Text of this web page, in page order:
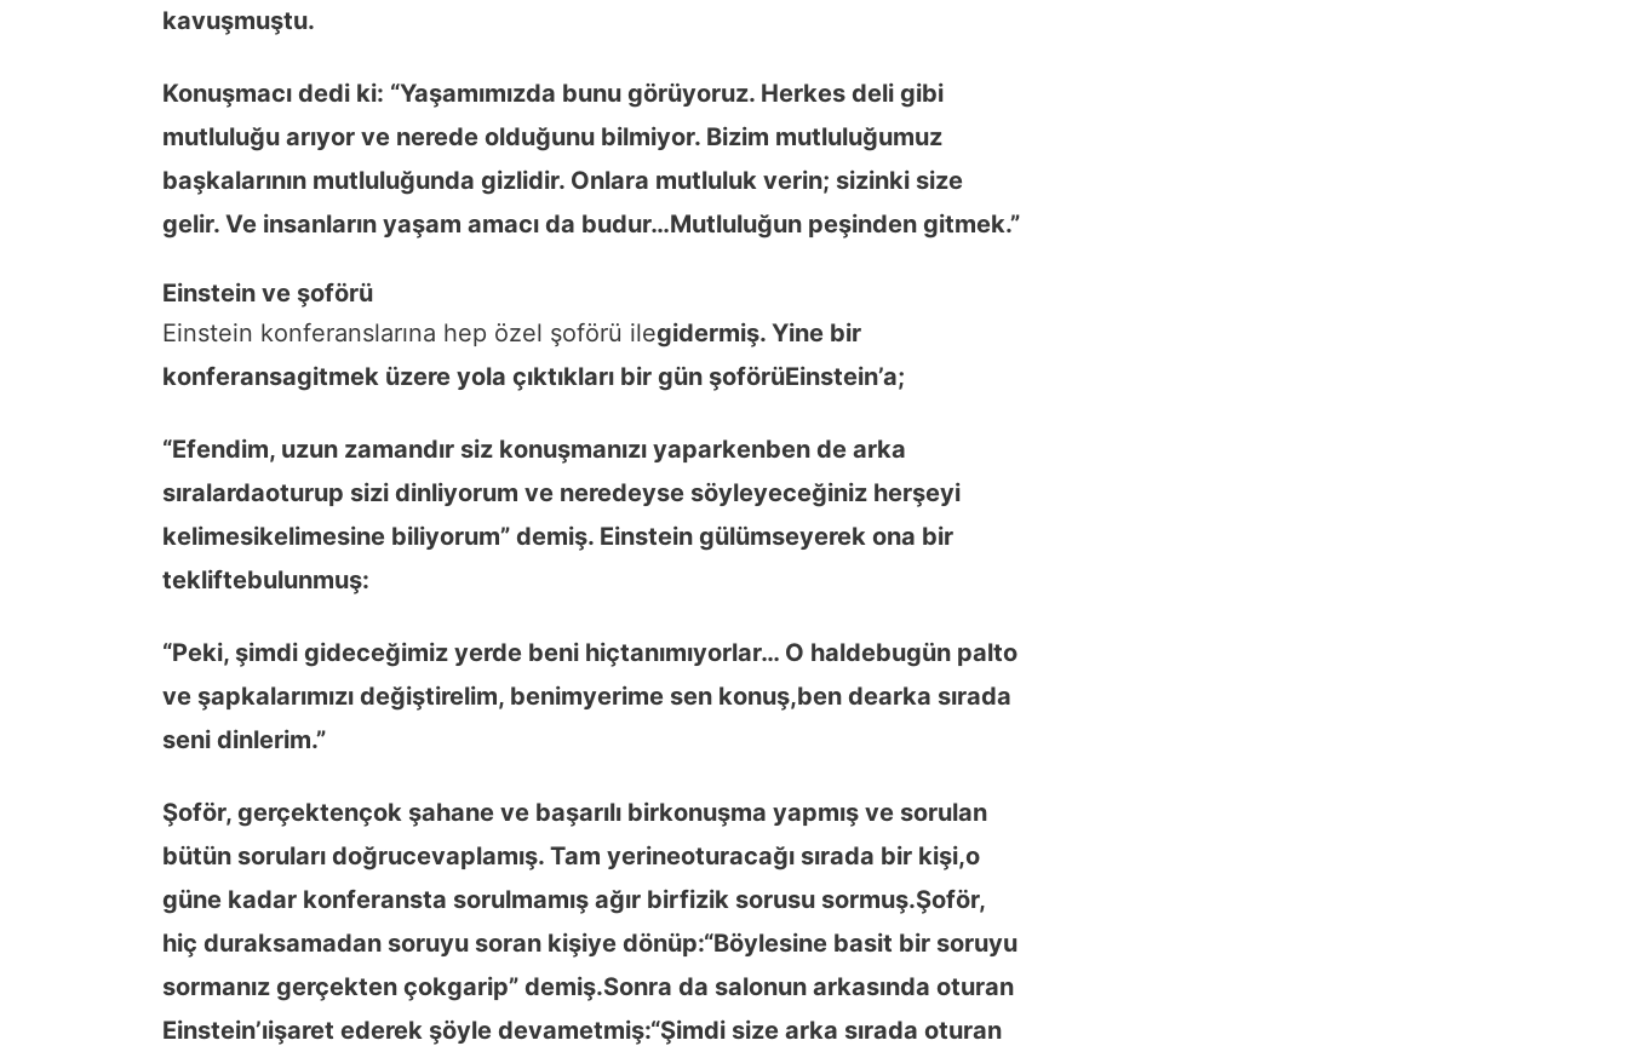
kavuşmuştu.
Konuşmacı dedi ki: “Yaşamımızda bunu görüyoruz. Herkes deli gibi
mutluluğu arıyor ve nerede olduğunu bilmiyor. Bizim mutluluğumuz
başkalarının mutluluğunda gizlidir. Onlara mutluluk verin; sizinki size
gelir. Ve insanların yaşam amacı da budur…Mutluluğun peşinden gitmek.”
Einstein ve şoförü
Einstein konferanslarına hep özel şoförü ilegidermiş. Yine bir
konferansagitmek üzere yola çıktıkları bir gün şoförüEinstein’a;
“Efendim, uzun zamandır siz konuşmanızı yaparkenben de arka
sıralardaoturup sizi dinliyorum ve neredeyse söyleyeceğiniz herşeyi
kelimesikelimesine biliyorum” demiş. Einstein gülümseyerek ona bir
tekliftebulunmuş:
“Peki, şimdi gideceğimiz yerde beni hiçtanımıyorlar… O haldebugün palto
ve şapkalarımızı değiştirelim, benimyerime sen konuş,ben dearka sırada
seni dinlerim.”
Şoför, gerçektençok şahane ve başarılı birkonuşma yapmış ve sorulan
bütün soruları doğrucevaplamış. Tam yerineoturacağı sırada bir kişi,o
güne kadar konferansta sorulmamış ağır birfizik sorusu sormuş.Şoför,
hiç duraksamadan soruyu soran kişiye dönüp:“Böylesine basit bir soruyu
sormanız gerçekten çokgarip” demiş.Sonra da salonun arkasında oturan
Einstein’ıişaret ederek şöyle devametmiş:“Şimdi size arka sırada oturan